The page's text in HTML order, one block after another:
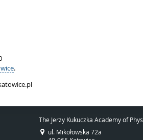
.
The Jerzy Kukuczka Academy of
ul. Mikołowska 72a